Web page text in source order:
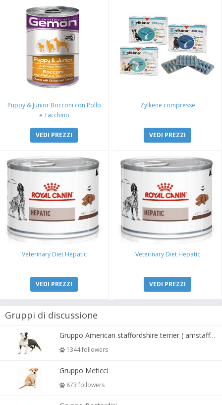
Puppy & Junior Bocconi con Pollo
e Tacchino
VEDI PREZZI
Zylkene compresse
VEDI PREZZI
Veterinary Diet Hepatic
VEDI PREZZI
Veterinary Diet Hepatic
VEDI PREZZI
Gruppi di discussione
Gruppo American staffordshire terrier ( amstaff, amastaff )
1344 followers
Gruppo Meticci
873 followers